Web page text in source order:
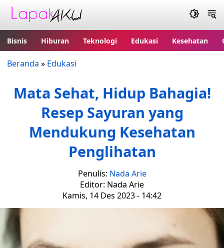
Bisnis Hiburan Teknologi Edukasi Kesehatan
Beranda » Edukasi
Mata Sehat, Hidup Bahagia!
Resep Sayuran yang
Mendukung Kesehatan
Penglihatan
Penulis: Nada Arie
Editor: Nada Arie
Kamis, 14 Des 2023 - 14:42